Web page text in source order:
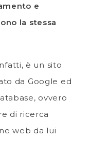
e
la stessa
è un sito
da Google ed
ovvero
di ricerca
web da lui